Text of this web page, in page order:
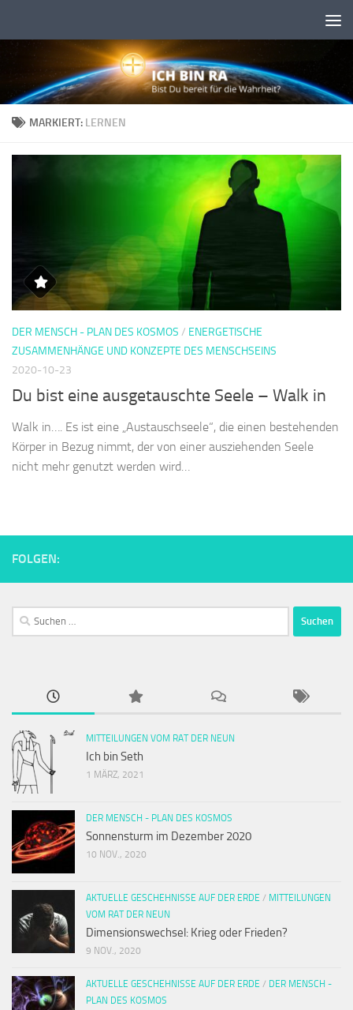
MARKIERT: LERNEN
DER MENSCH - PLAN DES KOSMOS / ENERGETISCHE
ZUSAMMENHÄNGE UND KONZEPTE DES MENSCHSEINS
2020-10-23
Du bist eine ausgetauschte Seele – Walk in
Walk in…. Es ist eine „Austauschseele“, die einen bestehenden
Körper in Bezug nimmt, der von einer ausziehenden Seele
nicht mehr genutzt werden wird…
FOLGEN:
Suchen
nach:
MITTEILUNGEN VOM RAT DER NEUN
Ich bin Seth
1 MÄRZ, 2021
DER MENSCH - PLAN DES KOSMOS
Sonnensturm im Dezember 2020
10 NOV., 2020
AKTUELLE GESCHEHNISSE AUF DER ERDE / MITTEILUNGEN
VOM RAT DER NEUN
Dimensionswechsel: Krieg oder Frieden?
9 NOV., 2020
AKTUELLE GESCHEHNISSE AUF DER ERDE / DER MENSCH -
PLAN DES KOSMOS